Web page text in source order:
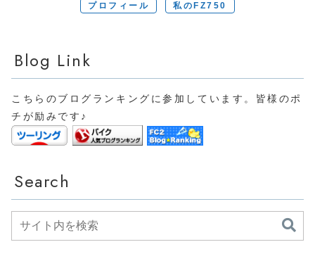
プロフィール 私のFZ750
Blog Link
こちらのブログランキングに参加しています。皆様のポ
チが励みです♪
Search